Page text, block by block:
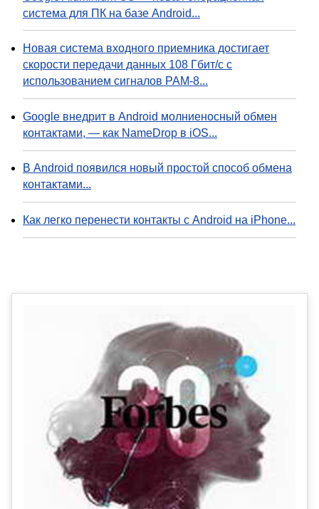
система для ПК на базе Android...
Новая система входного приемника достигает
скорости передачи данных 108 Гбит/с с
использованием сигналов PAM-8...
Google внедрит в Android молниеносный обмен
контактами, — как NameDrop в iOS...
В Android появился новый простой способ обмена
контактами...
Как легко перенести контакты с Android на iPhone...